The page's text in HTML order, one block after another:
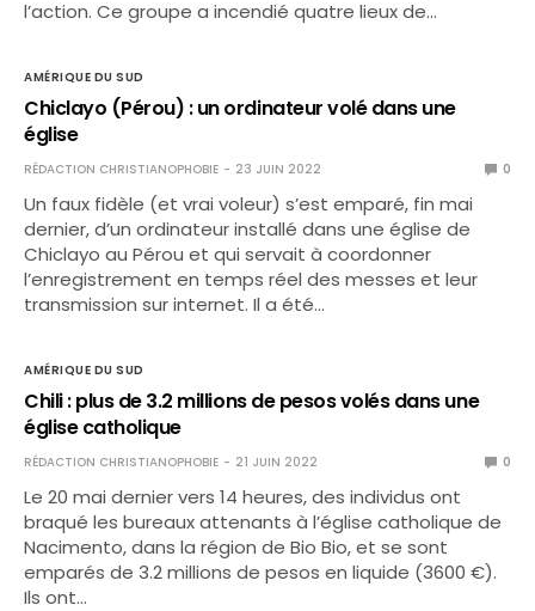
l’action. Ce groupe a incendié quatre lieux de…
AMÉRIQUE DU SUD
Chiclayo (Pérou) : un ordinateur volé dans une
église
RÉDACTION CHRISTIANOPHOBIE 23 JUIN 2022 0
Un faux fidèle (et vrai voleur) s’est emparé, fin mai
dernier, d’un ordinateur installé dans une église de
Chiclayo au Pérou et qui servait à coordonner
l’enregistrement en temps réel des messes et leur
transmission sur internet. Il a été…
AMÉRIQUE DU SUD
Chili : plus de 3.2 millions de pesos volés dans une
église catholique
RÉDACTION CHRISTIANOPHOBIE 21 JUIN 2022 0
Le 20 mai dernier vers 14 heures, des individus ont
braqué les bureaux attenants à l’église catholique de
Nacimento, dans la région de Bio Bio, et se sont
emparés de 3.2 millions de pesos en liquide (3600 €).
Ils ont…